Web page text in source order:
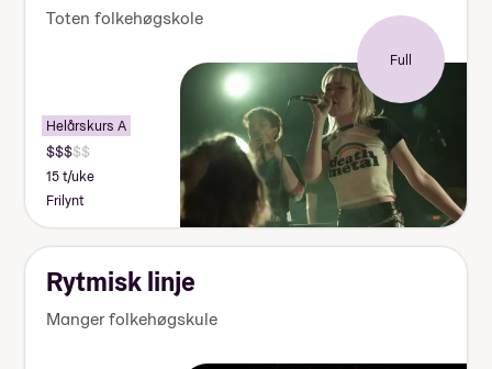
Toten folkehøgskole
Full
Helårskurs A
15 t/uke
Frilynt
Rytmisk linje
Manger folkehøgskule